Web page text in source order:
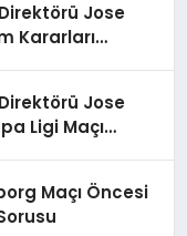
Jose
Kararları
Jose
Ligi Maçı
Maçı Öncesi